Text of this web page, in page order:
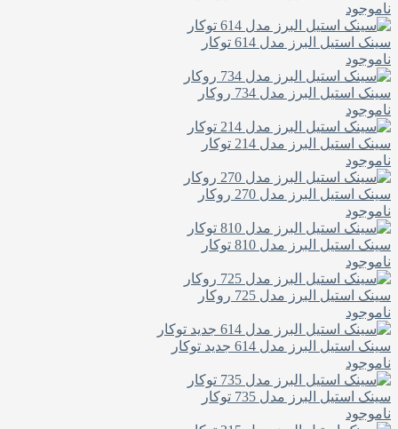
ناموجود
سینک استیل البرز مدل 614 توکار
ناموجود
سینک استیل البرز مدل 734 روکار
ناموجود
سینک استیل البرز مدل 214 توکار
ناموجود
سینک استیل البرز مدل 270 روکار
ناموجود
سینک استیل البرز مدل 810 توکار
ناموجود
سینک استیل البرز مدل 725 روکار
ناموجود
سینک استیل البرز مدل 614 جدید توکار
ناموجود
سینک استیل البرز مدل 735 توکار
ناموجود